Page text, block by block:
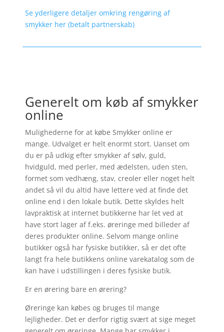
Se yderligere detaljer omkring rengøring af
smykker her (betalt partnerskab)
Generelt om køb af smykker
online
Mulighederne for at købe Smykker online er
mange. Udvalget er helt enormt stort. Uanset om
du er på udkig efter smykker af sølv, guld,
hvidguld, med perler, med ædelsten, uden sten,
formet som vedhæng, stav, creoler eller noget helt
andet så vil du altid have lettere ved at finde det
online end i den lokale butik. Dette skyldes helt
lavpraktisk at internet butikkerne har let ved at
have stort lager af f.eks. øreringe med billeder af
deres produkter online. Selvom mange online
butikker også har fysiske butikker, så er det ofte
langt fra hele butikkens online varekatalog som de
kan have i udstillingen i deres fysiske butik.
Er en ørering bare en ørering?
Øreringe kan købes og bruges til mange
lejligheder. Det er derfor rigtig svært at sige meget